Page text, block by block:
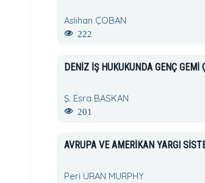
Aslıhan ÇOBAN
222
DENİZ İŞ HUKUKUNDA GENÇ
Ş. Esra BASKAN
201
AVRUPA VE AMERİKAN YARGI
Peri URAN MURPHY